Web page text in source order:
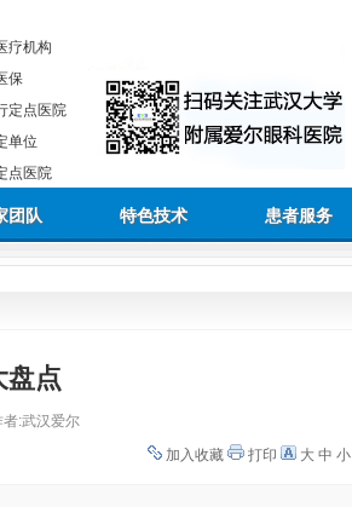
疗机构
保
定点医院
单位
点医院
团队 特色技术 患者服务
盘点
:武汉爱尔
加入收藏
打印 大 中 小